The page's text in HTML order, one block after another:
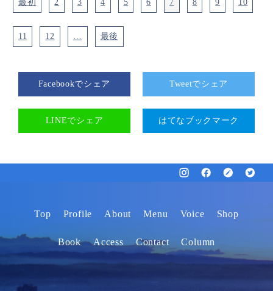
最初 2 3 4 5 6 7 8 9 10
11 12 … 最後
Facebookでシェア Tweetでシェア
LINEでシェア はてなブックマーク
Top Profile About Menu Voice Shop
Book Access Contact Column